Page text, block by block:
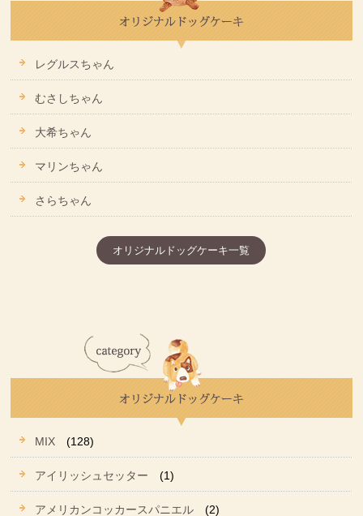
レグルスちゃん
むさしちゃん
大希ちゃん
マリンちゃん
さらちゃん
オリジナルドッグケーキ一覧
MIX (128)
アイリッシュセッター (1)
アメリカンコッカースパニエル (2)